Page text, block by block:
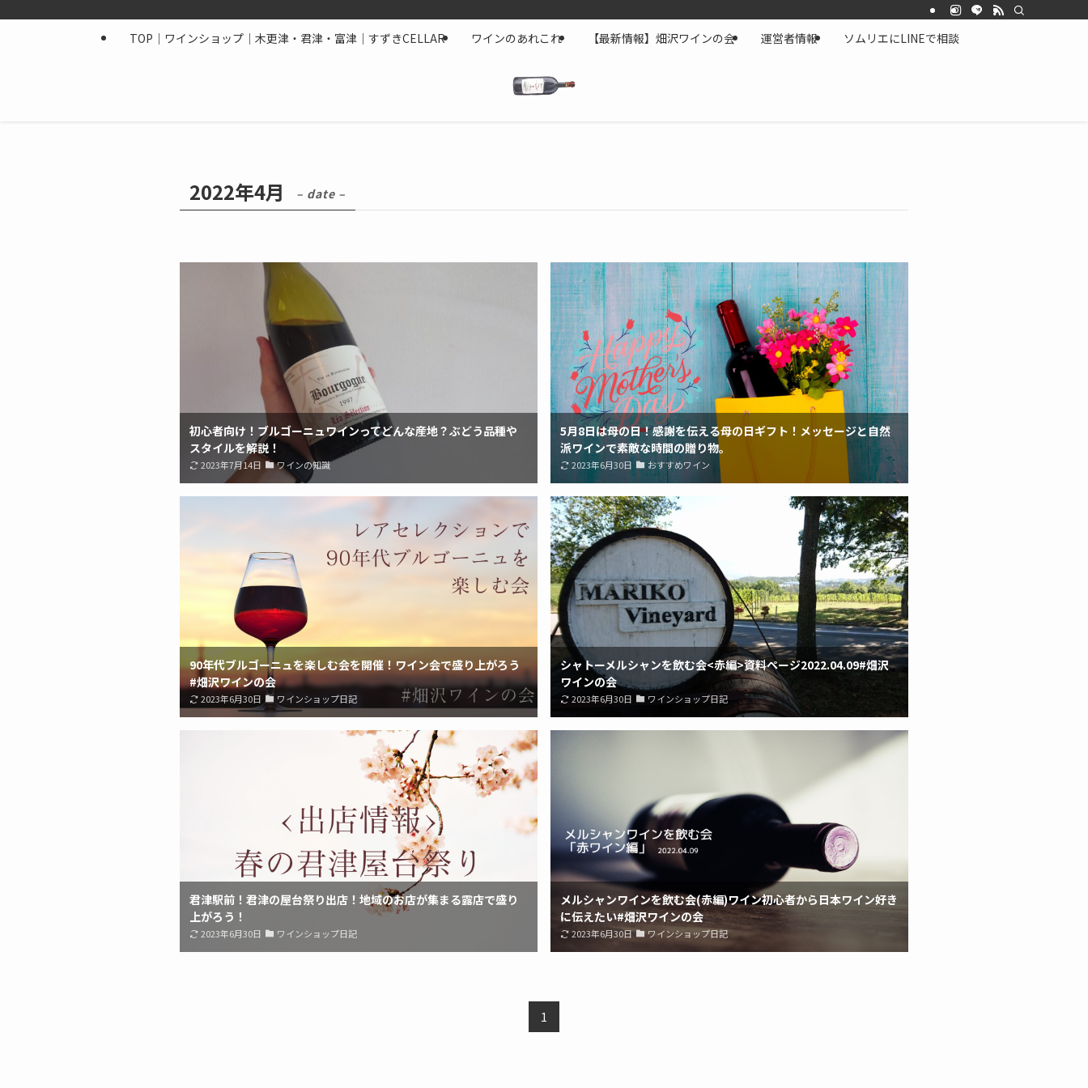
TOP｜ワインショップ｜木更津・君津・富津｜すずきCELLAR ワインのあれこれ 【最新情報】畑沢ワインの会 運営者情報 ソムリエにLINEで相談
2022年4月 – date –
初心者向け！ブルゴーニュワインってどんな産地？ぶどう品種や
スタイルを解説！
2023年7月14日 ワインの知識
5月8日は母の日！感謝を伝える母の日ギフト！メッセージと自然
派ワインで素敵な時間の贈り物。
2023年6月30日 おすすめワイン
90年代ブルゴーニュを楽しむ会を開催！ワイン会で盛り上がろう
#畑沢ワインの会
2023年6月30日 ワインショップ日記
シャトーメルシャンを飲む会<赤編>資料ページ2022.04.09#畑沢
ワインの会
2023年6月30日 ワインショップ日記
君津駅前！君津の屋台祭り出店！地域のお店が集まる露店で盛り
上がろう！
2023年6月30日 ワインショップ日記
メルシャンワインを飲む会(赤編)ワイン初心者から日本ワイン好き
に伝えたい#畑沢ワインの会
2023年6月30日 ワインショップ日記
1